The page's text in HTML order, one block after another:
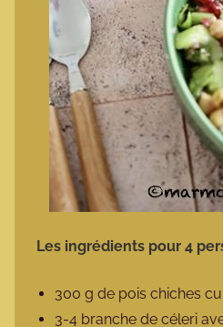
Les ingrédients pour 4
300 g de pois chiches
3-4 branche de céleri